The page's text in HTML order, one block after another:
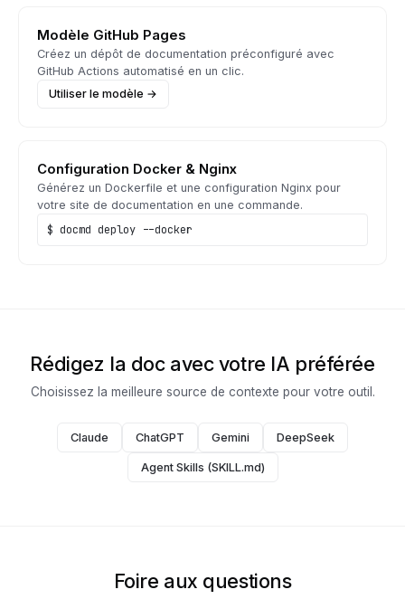
Modèle GitHub Pages
Créez un dépôt de documentation préconfiguré avec
GitHub Actions automatisé en un clic.
Utiliser le modèle →
Configuration Docker & Nginx
Générez un Dockerfile et une configuration Nginx pour
votre site de documentation en une commande.
$ docmd deploy --docker
Rédigez la doc avec votre IA préférée
Choisissez la meilleure source de contexte pour votre outil.
Claude ChatGPT Gemini DeepSeek
Agent Skills (SKILL.md)
Foire aux questions